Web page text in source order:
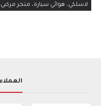
لاسلكي، هوائي سيارة، متجر مركبي